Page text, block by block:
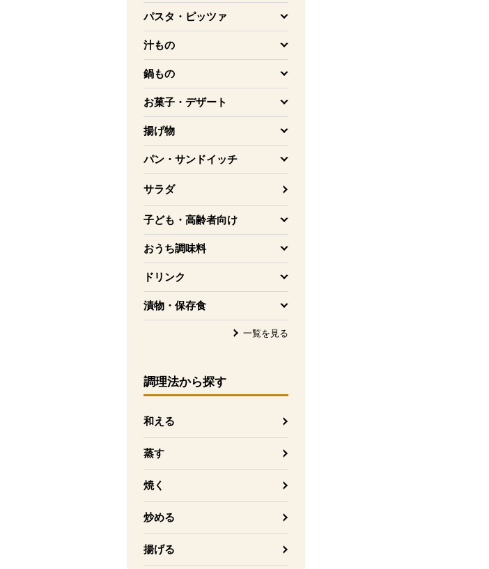
パスタ・ピッツァ
を開く
汁もの
を開く
鍋もの
を開く
お菓子・デザート
を開く
揚げ物
を開く
パン・サンドイッチ
を開く
サラダ
子ども・高齢者向け
を開く
おうち調味料
を開く
ドリンク
を開く
漬物・保存食
を開く
一覧を見る
調理法から探す
和える
蒸す
焼く
炒める
揚げる